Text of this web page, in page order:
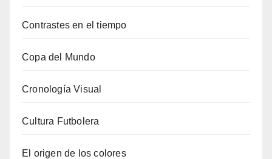
Contrastes en el tiempo
Copa del Mundo
Cronología Visual
Cultura Futbolera
El origen de los colores